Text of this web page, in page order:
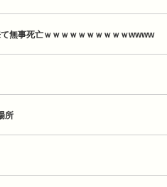
無事死亡ｗｗｗｗｗｗｗｗｗｗwwww
所